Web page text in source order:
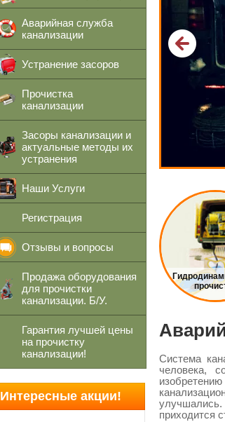
Аварийная служба
канализации
Устранение засоров
Прочистка
канализации
Засоры канализации и
актуальные методы их
устранения
Наши Услуги
Регистрация
Отзывы и вопросы
Продажа оборудования
для прочистки
канализации. Б/У.
Гарантия лучшей цены
на прочистку
канализации!
Интересные акции!
Система
человека,
приходится